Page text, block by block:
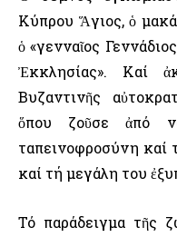
Κύπρου Ἅγιος, ὁ
ὁ «γενναῖος
Ἐκκλησίας». Καί
Βυζαντινῆς
ὅπου ζοῦσε ἀπό
ταπεινοφροσύνη καί
καί τή μεγάλη του
Τό παράδειγμα τῆς